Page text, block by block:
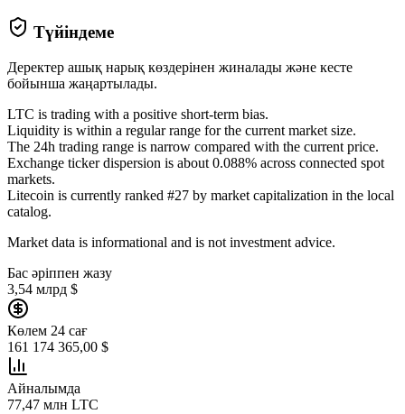
Түйіндеме
Деректер ашық нарық көздерінен жиналады және кесте
бойынша жаңартылады.
LTC is trading with a positive short-term bias.
Liquidity is within a regular range for the current market size.
The 24h trading range is narrow compared with the current price.
Exchange ticker dispersion is about 0.088% across connected spot
markets.
Litecoin is currently ranked #27 by market capitalization in the local
catalog.
Market data is informational and is not investment advice.
Бас әріппен жазу
3,54 млрд $
Көлем 24 сағ
161 174 365,00 $
Айналымда
77,47 млн LTC